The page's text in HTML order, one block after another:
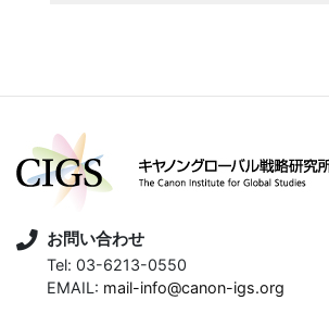
お問い合わせ
Tel: 03-6213-0550
EMAIL: mail-info@canon-igs.org